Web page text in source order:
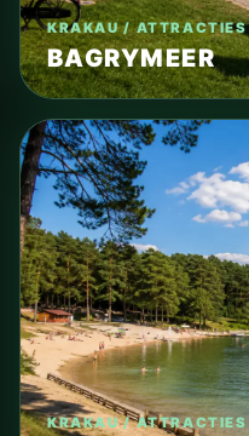
KRAKAU / ATTRACTIES
BAGRYMEER
KRAKAU / ATTRACTIES